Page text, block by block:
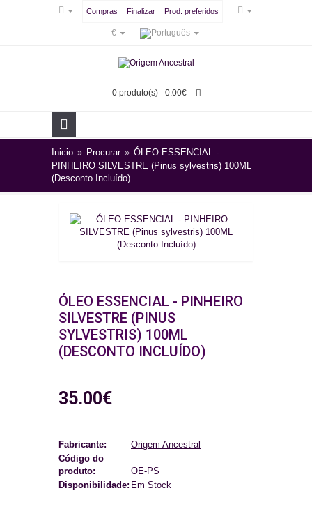
Compras Finalizar Prod. preferidos
€
0 produto(s) - 0.00€
Inicio » Procurar » ÓLEO ESSENCIAL -
PINHEIRO SILVESTRE (Pinus sylvestris) 100ML
(Desconto Incluído)
ÓLEO ESSENCIAL - PINHEIRO
SILVESTRE (PINUS
SYLVESTRIS) 100ML
(DESCONTO INCLUÍDO)
35.00€
Fabricante:
Origem Ancestral
Código do
produto:
OE-PS
Disponibilidade:Em Stock